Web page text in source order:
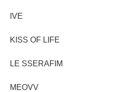
IVE
KISS OF LIFE
LE SSERAFIM
MEOVV